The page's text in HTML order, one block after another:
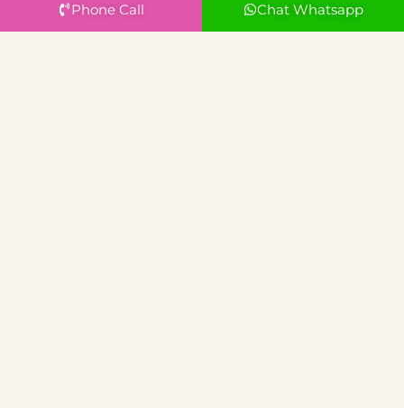
Phone Call Chat Whatsapp